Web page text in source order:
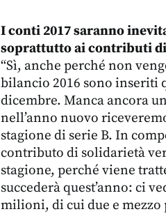
I conti 2017 saranno
soprattutto ai contributi di
“Sì, anche perché non
bilancio 2016 sono inseriti
dicembre. Manca ancora
nell’anno nuovo
stagione di serie B. In
contributo di solidarietà
stagione, perché viene
succederà quest’anno: ci
milioni, di cui due e mezzo